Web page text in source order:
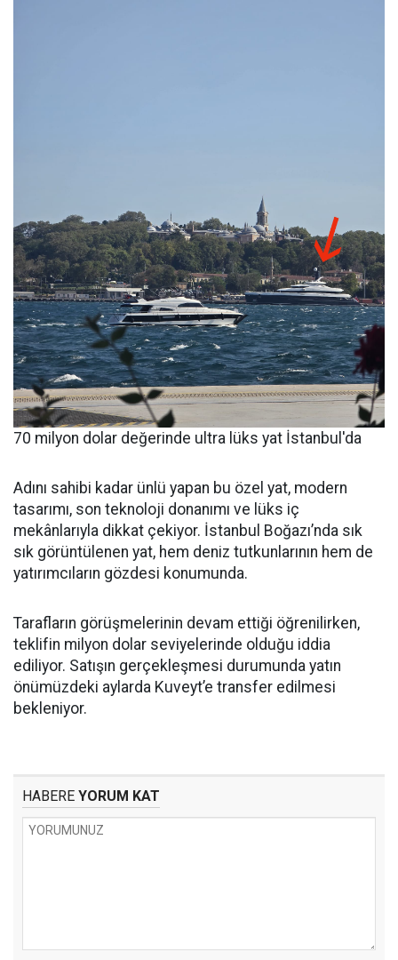
70 milyon dolar değerinde ultra lüks yat İstanbul'da
Adını sahibi kadar ünlü yapan bu özel yat, modern
tasarımı, son teknoloji donanımı ve lüks iç
mekânlarıyla dikkat çekiyor. İstanbul Boğazı’nda sık
sık görüntülenen yat, hem deniz tutkunlarının hem de
yatırımcıların gözdesi konumunda.
Tarafların görüşmelerinin devam ettiği öğrenilirken,
teklifin milyon dolar seviyelerinde olduğu iddia
ediliyor. Satışın gerçekleşmesi durumunda yatın
önümüzdeki aylarda Kuveyt’e transfer edilmesi
bekleniyor.
HABERE YORUM KAT